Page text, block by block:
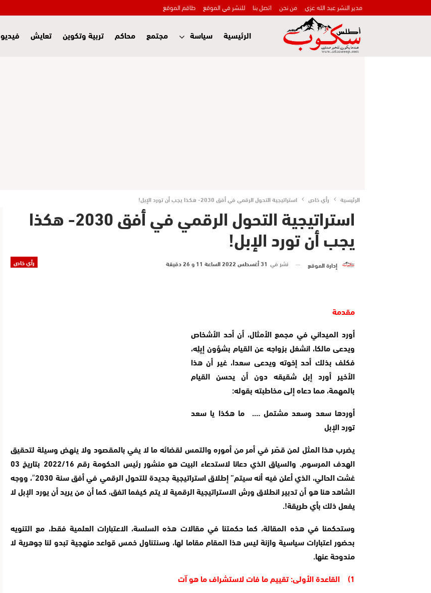
مدير النشر عبد الله عزي من نحن اتصل بنا للنشر في الموقع طاقم الموقع
الرئيسية سياسة مجتمع محاكم تربية وتكوين تعايش فيديو
الرئيسية رأي خاص استراتيجية التحول الرقمي في أفق 2030- هكذا يجب أن تورد الإبل!
استراتيجية التحول الرقمي في أفق 2030- هكذا
يجب أن تورد الإبل!
رأي خاص إدارة الموقع نشر في 31 أغسطس 2022 الساعة 11 و 26 دقيقة
مقدمة
أورد الميداني في مجمع الأمثال، أن أحد الأشخاص
ويدعى مالكا، انشغل بزواجه عن القيام بشؤون إبِلِه،
فكلف بذلك أحد إخوته ويدعى سعدا، غير أن هذا
الأخير أورد إبل شقيقه دون أن يحسن القيام
بالمهمة، مما دعاه إلى مخاطبته بقوله:
أوردها سعد وسعد مشتمل …. ما هكذا يا سعد
تورد الإبل
يضرب هذا المثل لمن قصّر في أمر من أموره والتمس لقضائه ما لا يفي بالمقصود ولا ينهض وسيلة لتحقيق
الهدف المرسوم. والسياق الذي دعانا لاستدعاء البيت هو منشور رئيس الحكومة رقم 2022/16 بتاريخ 03
غشت الحالي، الذي أعلن فيه أنه سيتم” إطلاق استراتيجية جديدة للتحول الرقمي في أفق سنة 2030″، ووجه
الشاهد هنا هو أن تدبير انطلاق ورش الاستراتيجية الرقمية لا يتم كيفما اتفق، كما أن من يريد أن يورد الإبل لا
يفعل ذلك بأي طريقة!.
وستحكمنا في هذه المقالة، كما حكمتنا في مقالات هذه السلسة، الاعتبارات العلمية فقط، مع التنويه
بحضور اعتبارات سياسية وازنة ليس هذا المقام مقاما لها، وسنتناول خمس قواعد منهجية تبدو لنا جوهرية لا
مندوحة عنها.
1) القاعدة الأولى: تقييم ما فات لاستشراف ما هو آت